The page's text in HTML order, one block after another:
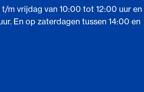
m vrijdag van 10:00 tot 12:00 uur en
En op zaterdagen tussen 14:00 en